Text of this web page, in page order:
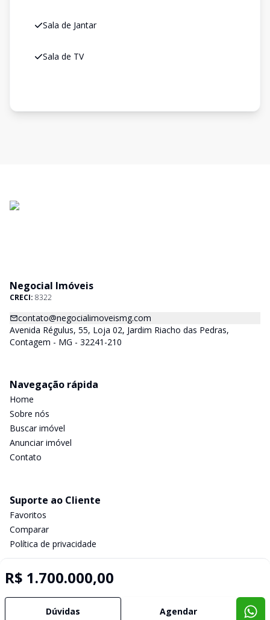
Sala de Jantar
Sala de TV
R$ 1.700.000,00
Dúvidas Agendar
Negocial Imóveis
CRECI: 8322
contato@negocialimoveismg.com
Avenida Régulus, 55, Loja 02, Jardim Riacho das Pedras,
Contagem - MG - 32241-210
Navegação rápida
Home
Sobre nós
Buscar imóvel
Anunciar imóvel
Contato
Suporte ao Cliente
Favoritos
Comparar
Política de privacidade
Selo de Tecnologia Loft